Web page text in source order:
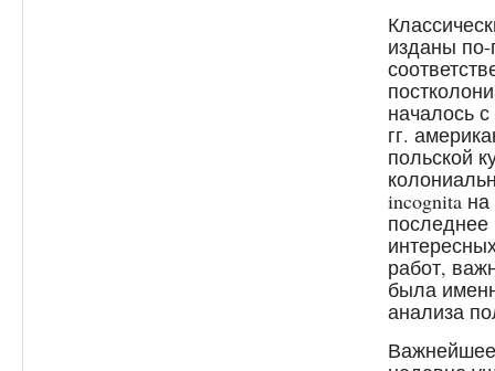
изданы по-
началось
гг.
польской
incognita
работ,
была
анализа
Важнейшее